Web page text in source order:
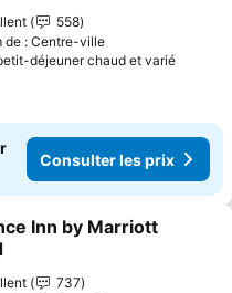
558
de : Centre-ville
déjeuner chaud et varié
Consulter les prix
à mes favoris
Inn by Marriott
737